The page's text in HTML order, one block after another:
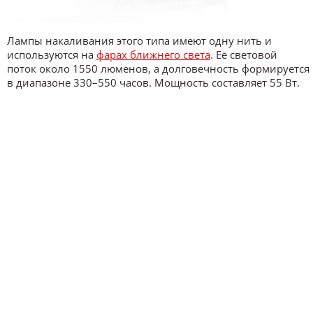
Лампы накаливания этого типа имеют одну нить и
используются на фарах ближнего света. Её световой
поток около 1550 люменов, а долговечность формируется
в диапазоне 330–550 часов. Мощность составляет 55 Вт.